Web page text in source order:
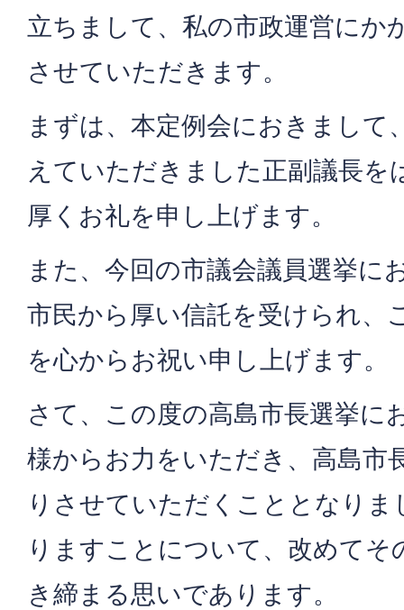
立ちまして、私の市政運営にか
させていただきます。
まずは、本定例会におきまして
えていただきました正副議長を
厚くお礼を申し上げます。
また、今回の市議会議員選挙に
市民から厚い信託を受けられ、
を心からお祝い申し上げます。
さて、この度の高島市長選挙に
様からお力をいただき、高島市
りさせていただくこととなり
りますことについて、改めてそ
き締まる思いであります。